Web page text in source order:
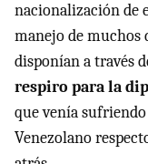
nacionalización de
manejo de muchos
disponían a través
respiro para la
que venía
Venezolano